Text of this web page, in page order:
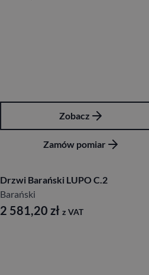
Zobacz
Zamów pomiar
Drzwi Barański LUPO C.2
Barański
2 581,20 zł z VAT